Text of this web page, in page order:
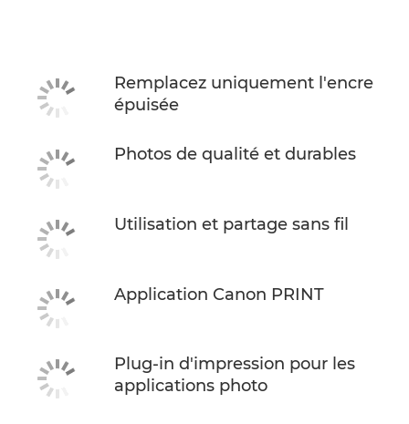
Remplacez uniquement l'encre
épuisée
Photos de qualité et durables
Utilisation et partage sans fil
Application Canon PRINT
Plug-in d'impression pour les
applications photo